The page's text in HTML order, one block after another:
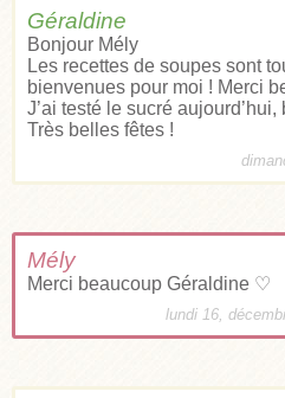
Géraldine
Bonjour Mély
Les recettes de soupes sont
bienvenues pour moi ! Merci
J’ai testé le sucré
Très belles fêtes !
Mély
Merci beaucoup Géraldine ♡
lundi 16,